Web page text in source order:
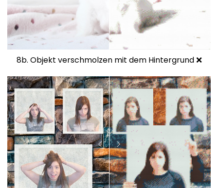
8b. Objekt verschmolzen mit dem Hintergrund ❌